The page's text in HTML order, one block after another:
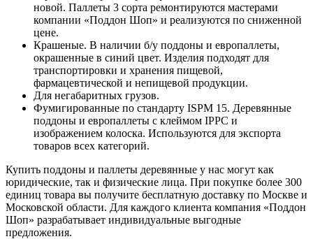
новой. Паллеты 3 сорта ремонтируются мастерами
компании «Поддон Шоп» и реализуются по сниженной
цене.
Крашеные. В наличии б/у поддоны и европаллеты,
окрашенные в синий цвет. Изделия подходят для
транспортировки и хранения пищевой,
фармацевтической и непищевой продукции.
Для негабаритных грузов.
Фумигированные по стандарту ISPM 15. Деревянные
поддоны и европаллеты с клеймом IPPC и
изображением колоска. Используются для экспорта
товаров всех категорий.
Купить поддоны и паллеты деревянные у нас могут как
юридические, так и физические лица. При покупке более 300
единиц товара вы получите бесплатную доставку по Москве и
Московской области. Для каждого клиента компания «Поддон
Шоп» разрабатывает индивидуальные выгодные
предложения.